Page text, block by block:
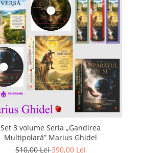
Set 3 volume Seria „Gandirea
Multipolară” Marius Ghidel
510,00 Lei390,00 Lei